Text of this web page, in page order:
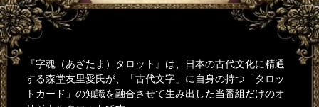
『字魂（あざたま）タロット』は、日本の古代文化に精通
する森堂友里愛氏が、「古代文字」に自身の持つ「タロッ
トカード」の知識を融合させて生み出した当番組だけのオ